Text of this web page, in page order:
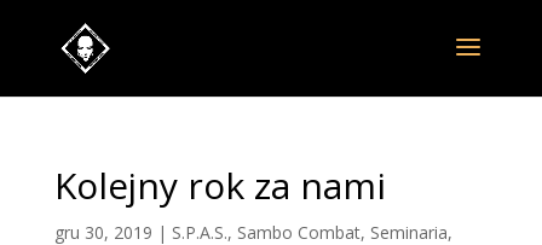
Kolejny rok za nami
gru 30, 2019 | S.P.A.S., Sambo Combat, Seminaria,